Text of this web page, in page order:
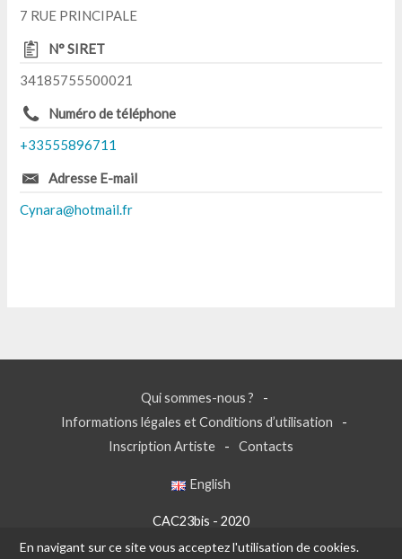
En navigant sur ce site vous acceptez l'utilisation de cookies.
7 RUE PRINCIPALE
N° SIRET
34185755500021
Numéro de téléphone
+33555896711
Adresse E-mail
Cynara@hotmail.fr
Qui sommes-nous ?
Informations légales et Conditions d’utilisation
Inscription Artiste
Contacts
English
CAC23bis - 2020